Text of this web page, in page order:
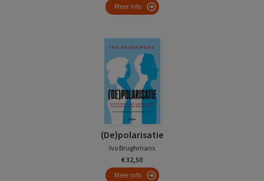
Meer info
(De)polarisatie
Ivo Brughmans
€ 32,50
Meer info